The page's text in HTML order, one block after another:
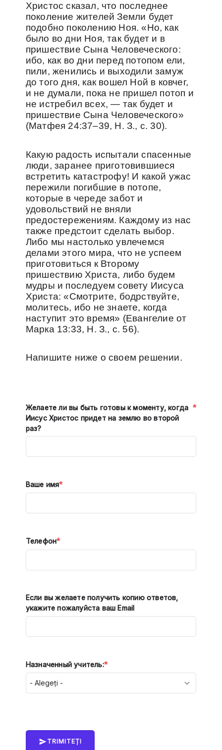
Христос сказал, что последнее
поколение жителей Земли будет
подобно поколению Ноя. «Но, как
было во дни Ноя, так будет и в
пришествие Сына Человеческого:
ибо, как во дни перед потопом ели,
пили, женились и выходили замуж
до того дня, как вошел Ной в ковчег,
и не думали, пока не пришел потоп и
не истребил всех, — так будет и
пришествие Сына Человеческого»
(Матфея 24:37–39, Н. З., с. 30).
Какую радость испытали спасенные
люди, заранее приготовившиеся
встретить катастрофу! И какой ужас
пережили погибшие в потопе,
которые в череде забот и
удовольствий не вняли
предостережениям. Каждому из нас
также предстоит сделать выбор.
Либо мы настолько увлечемся
делами этого мира, что не успеем
приготовиться к Второму
пришествию Христа, либо будем
мудры и последуем совету Иисуса
Христа: «Смотрите, бодрствуйте,
молитесь, ибо не знаете, когда
наступит это время» (Евангелие от
Марка 13:33, Н. З., с. 56).
Напишите ниже о своем решении.
Желаете ли вы быть готовы к моменту, когда
Иисус Христос придет на землю во второй
раз?
*
Ваше имя*
Телефон*
Если вы желаете получить копию ответов,
укажите пожалуйста ваш Email
Назначенный учитель:*
TRIMITEȚI